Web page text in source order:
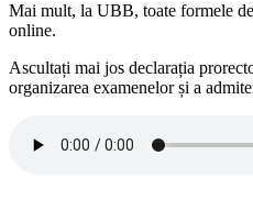
Mai mult, la UBB, toate formele
online.
Ascultați mai jos declarația
organizarea examenelor și a